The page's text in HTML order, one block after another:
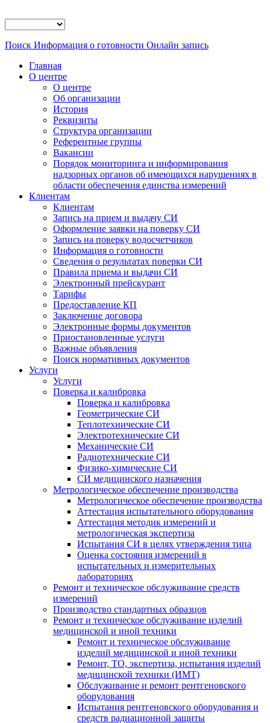
Поиск Информация о готовности Онлайн запись
Главная
О центре
О центре
Об организации
История
Реквизиты
Структура организации
Референтные группы
Вакансии
Порядок мониторинга и информирования
надзорных органов об имеющихся нарушениях в
области обеспечения единства измерений
Клиентам
Клиентам
Запись на прием и выдачу СИ
Оформление заявки на поверку СИ
Запись на поверку водосчетчиков
Информация о готовности
Сведения о результатах поверки СИ
Правила приема и выдачи СИ
Электронный прейскурант
Тарифы
Предоставление КП
Заключение договора
Электронные формы документов
Приостановленные услуги
Важные объявления
Поиск нормативных документов
Услуги
Услуги
Поверка и калибровка
Поверка и калибровка
Геометрические СИ
Теплотехнические СИ
Электротехнические СИ
Механические СИ
Радиотехнические СИ
Физико-химические СИ
СИ медицинского назначения
Метрологическое обеспечение производства
Метрологическое обеспечение производства
Аттестация испытательного оборудования
Аттестация методик измерений и
метрологическая экспертиза
Испытания СИ в целях утверждения типа
Оценка состояния измерений в
испытательных и измерительных
лабораториях
Ремонт и техническое обслуживание средств
измерений
Производство стандартных образцов
Ремонт и техническое обслуживание изделий
медицинской и иной техники
Ремонт и техническое обслуживание
изделий медицинской и иной техники
Ремонт, ТО, экспертиза, испытания изделий
медицинской техники (ИМТ)
Обслуживание и ремонт рентгеновского
оборудования
Испытания рентгеновского оборудования и
средств радиационной защиты